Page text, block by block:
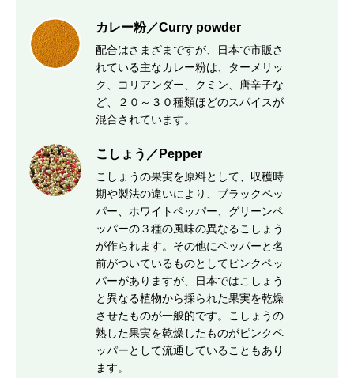
カレー粉／Curry powder
配合はさまざまですが、日本で市販さ
れている主なカレー粉は、ターメリッ
ク、コリアンダー、クミン、唐辛子な
ど、２０～３０種類ほどのスパイスが
混合されています。
こしょう／Pepper
こしょうの果実を原料として、収穫時
期や製法の違いにより、ブラックペッ
パー、ホワイトペッパー、グリーンペ
ッパーの３種の風味の異なるこしょう
が作られます。その他にペッパーと名
前がついているものとしてピンクペッ
パーがありますが、日本ではこしょう
と異なる植物から採られた果実を乾燥
させたものが一般的です。こしょうの
熟した果実を乾燥したものがピンクペ
ッパーとして流通していることもあり
ます。